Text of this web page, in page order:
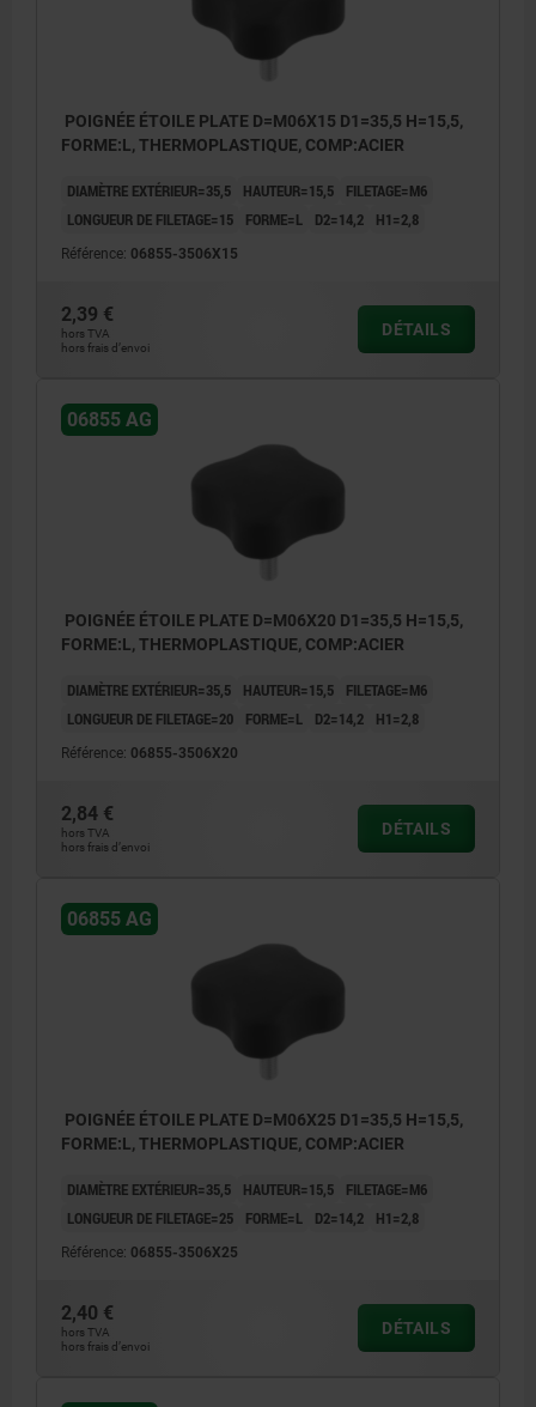
POIGNÉE ÉTOILE PLATE D=M06X15 D1=35,5 H=15,5,
FORME:L, THERMOPLASTIQUE, COMP:ACIER
DIAMÈTRE EXTÉRIEUR=35,5 HAUTEUR=15,5
FILETAGE=M6
LONGUEUR DE FILETAGE=15
FORME=L D2=14,2 H1=2,8
Référence: 06855-3506X15
2,39 €
hors TVA
hors frais d’envoi
DÉTAILS
06855 AG
POIGNÉE ÉTOILE PLATE D=M06X20 D1=35,5 H=15,5,
FORME:L, THERMOPLASTIQUE, COMP:ACIER
DIAMÈTRE EXTÉRIEUR=35,5 HAUTEUR=15,5
FILETAGE=M6
LONGUEUR DE FILETAGE=20
FORME=L D2=14,2 H1=2,8
Référence: 06855-3506X20
2,84 €
hors TVA
hors frais d’envoi
DÉTAILS
06855 AG
POIGNÉE ÉTOILE PLATE D=M06X25 D1=35,5 H=15,5,
FORME:L, THERMOPLASTIQUE, COMP:ACIER
DIAMÈTRE EXTÉRIEUR=35,5 HAUTEUR=15,5
FILETAGE=M6
LONGUEUR DE FILETAGE=25
FORME=L D2=14,2 H1=2,8
Référence: 06855-3506X25
2,40 €
hors TVA
hors frais d’envoi
DÉTAILS